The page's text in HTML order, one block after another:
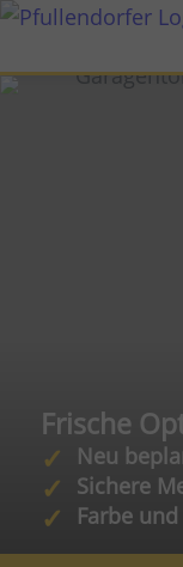
Frische
Neu
Sichere
Farbe